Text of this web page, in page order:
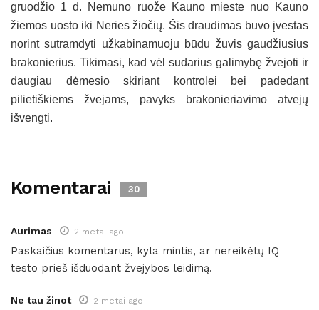
gruodžio 1 d. Nemuno ruože Kauno mieste nuo Kauno
žiemos uosto iki Neries žiočių. Šis draudimas buvo įvestas
norint sutramdyti užkabinamuoju būdu žuvis gaudžiusius
brakonierius. Tikimasi, kad vėl sudarius galimybę žvejoti ir
daugiau dėmesio skiriant kontrolei bei padedant
pilietiškiems žvejams, pavyks brakonieriavimo atvejų
išvengti.
Komentarai 30
Aurimas 2 metai ago
Paskaičius komentarus, kyla mintis, ar nereikėtų IQ
testo prieš išduodant žvejybos leidimą.
Ne tau žinot 2 metai ago